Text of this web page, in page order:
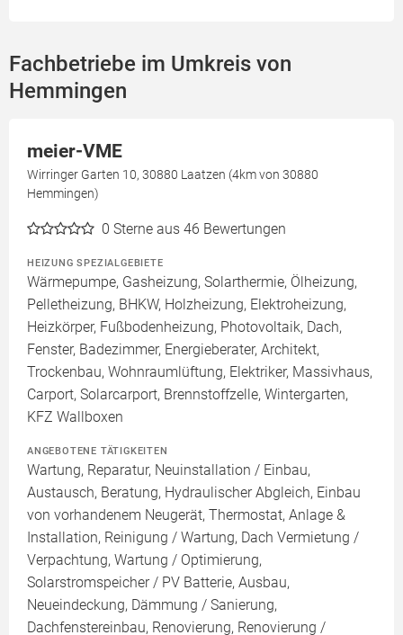
Fachbetriebe im Umkreis von
Hemmingen
meier-VME
Wirringer Garten 10, 30880 Laatzen (4km von 30880
Hemmingen)
0 Sterne aus 46 Bewertungen
HEIZUNG SPEZIALGEBIETE
Wärmepumpe, Gasheizung, Solarthermie, Ölheizung,
Pelletheizung, BHKW, Holzheizung, Elektroheizung,
Heizkörper, Fußbodenheizung, Photovoltaik, Dach,
Fenster, Badezimmer, Energieberater, Architekt,
Trockenbau, Wohnraumlüftung, Elektriker, Massivhaus,
Carport, Solarcarport, Brennstoffzelle, Wintergarten,
KFZ Wallboxen
ANGEBOTENE TÄTIGKEITEN
Wartung, Reparatur, Neuinstallation / Einbau,
Austausch, Beratung, Hydraulischer Abgleich, Einbau
von vorhandenem Neugerät, Thermostat, Anlage &
Installation, Reinigung / Wartung, Dach Vermietung /
Verpachtung, Wartung / Optimierung,
Solarstromspeicher / PV Batterie, Ausbau,
Neueindeckung, Dämmung / Sanierung,
Dachfenstereinbau, Renovierung, Renovierung /